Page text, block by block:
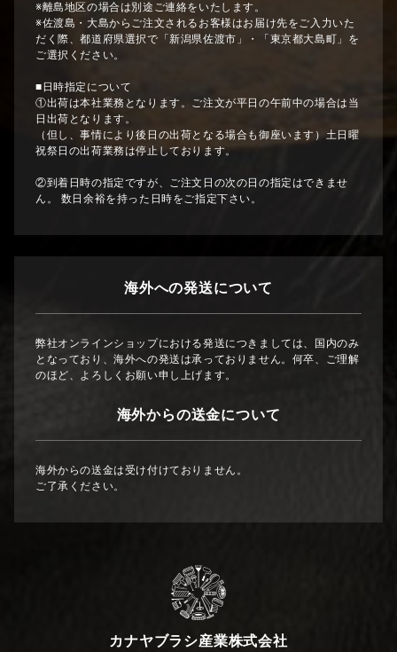
※離島地区の場合は別途ご連絡をいたします。
※佐渡島・大島からご注文されるお客様はお届け先をご入力いた
だく際、都道府県選択で「新潟県佐渡市」・「東京都大島町」を
ご選択ください。
■日時指定について
①出荷は本社業務となります。ご注文が平日の午前中の場合は当
日出荷となります。
（但し、事情により後日の出荷となる場合も御座います）土日曜
祝祭日の出荷業務は停止しております。
②到着日時の指定ですが、ご注文日の次の日の指定はできませ
ん。 数日余裕を持った日時をご指定下さい。
海外への発送について
弊社オンラインショップにおける発送につきましては、国内のみ
となっており、海外への発送は承っておりません。何卒、ご理解
のほど、よろしくお願い申し上げます。
海外からの送金について
海外からの送金は受け付けておりません。
ご了承ください。
カナヤブラシ産業株式会社